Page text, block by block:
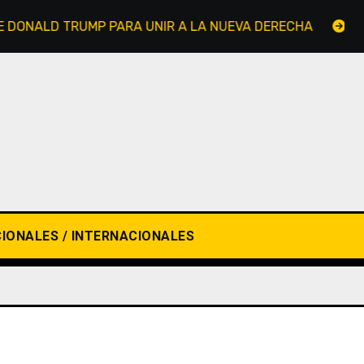
TRUMP PARA UNIR A LA NUEVA DERECHA
/ INTERNACIONALES